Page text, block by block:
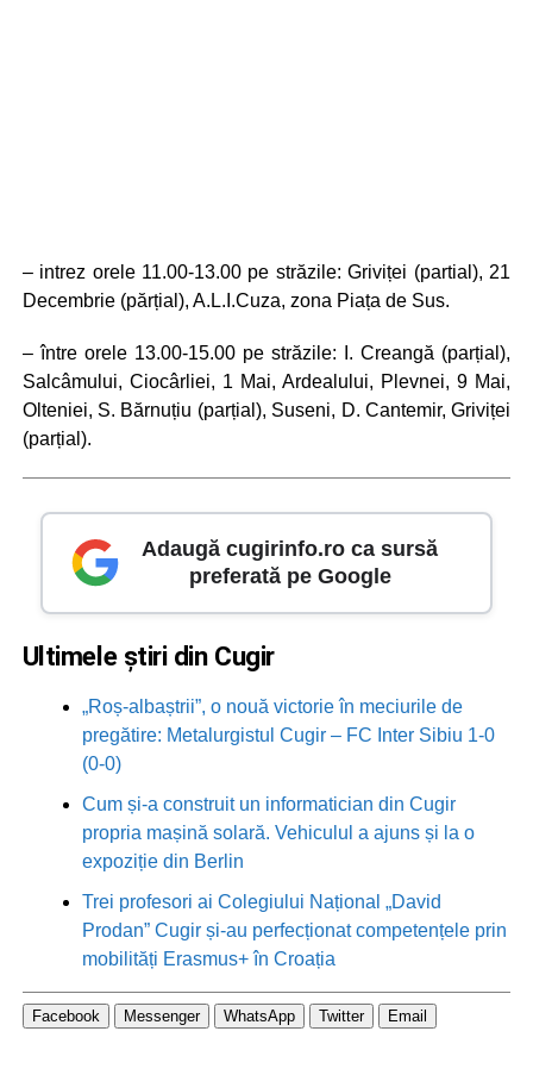
– intrez orele 11.00-13.00 pe străzile: Griviței (partial), 21
Decembrie (părțial), A.L.I.Cuza, zona Piața de Sus.
– între orele 13.00-15.00 pe străzile: I. Creangă (parțial),
Salcâmului, Ciocârliei, 1 Mai, Ardealului, Plevnei, 9 Mai,
Olteniei, S. Bărnuțiu (parțial), Suseni, D. Cantemir, Griviței
(parțial).
Adaugă cugirinfo.ro ca sursă
preferată pe Google
Ultimele știri din Cugir
„Roș-albaștrii”, o nouă victorie în meciurile de
pregătire: Metalurgistul Cugir – FC Inter Sibiu 1-0
(0-0)
Cum și-a construit un informatician din Cugir
propria mașină solară. Vehiculul a ajuns și la o
expoziție din Berlin
Trei profesori ai Colegiului Național „David
Prodan” Cugir și-au perfecționat competențele prin
mobilități Erasmus+ în Croația
Facebook Messenger WhatsApp Twitter Email